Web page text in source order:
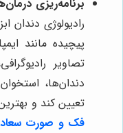
برنامه‌ریزی
رادیولوژی دندان
پیچیده مانند
تصاویر
دندان‌ها،
تعیین کند و
فک و صورت